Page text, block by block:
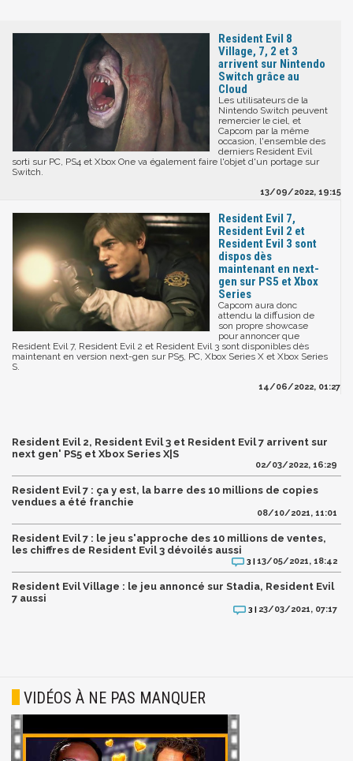
Resident Evil 8
Village, 7, 2 et 3
arrivent sur Nintendo
Switch grâce au
Cloud
Les utilisateurs de la
Nintendo Switch peuvent
remercier le ciel, et
Capcom par la même
occasion, l'ensemble des
derniers Resident Evil
sorti sur PC, PS4 et Xbox One va également faire l'objet d'un portage sur
Switch.
13/09/2022, 19:15
Resident Evil 7,
Resident Evil 2 et
Resident Evil 3 sont
dispos dès
maintenant en next-
gen sur PS5 et Xbox
Series
Capcom aura donc
attendu la diffusion de
son propre showcase
pour annoncer que
Resident Evil 7, Resident Evil 2 et Resident Evil 3 sont disponibles dès
maintenant en version next-gen sur PS5, PC, Xbox Series X et Xbox Series
S.
14/06/2022, 01:27
Resident Evil 2, Resident Evil 3 et Resident Evil 7 arrivent sur
next gen' PS5 et Xbox Series X|S
02/03/2022, 16:29
Resident Evil 7 : ça y est, la barre des 10 millions de copies
vendues a été franchie
08/10/2021, 11:01
Resident Evil 7 : le jeu s'approche des 10 millions de ventes,
les chiffres de Resident Evil 3 dévoilés aussi
3 | 13/05/2021, 18:42
Resident Evil Village : le jeu annoncé sur Stadia, Resident Evil
7 aussi
3 | 23/03/2021, 07:17
VIDÉOS À NE PAS MANQUER